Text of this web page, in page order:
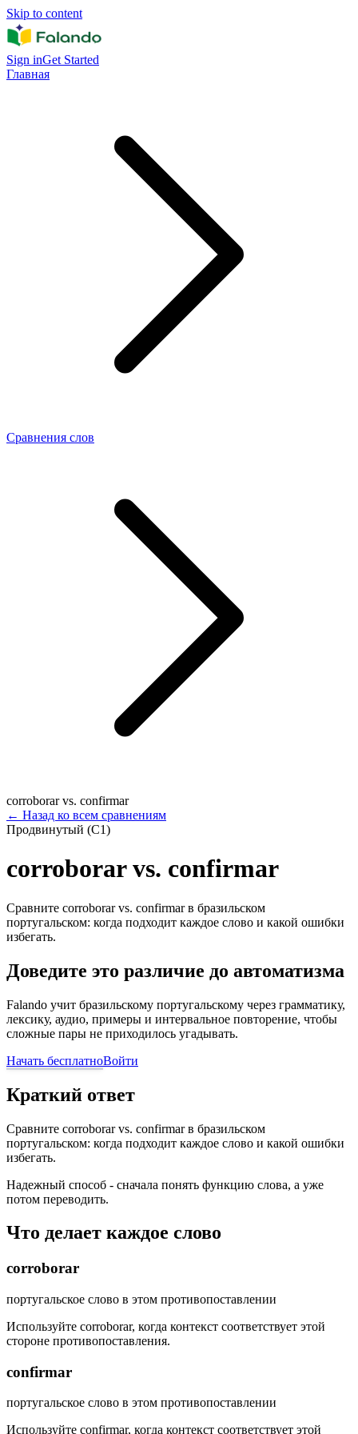
Skip to content
Sign inGet Started
Главная
Сравнения слов
corroborar vs. confirmar
← Назад ко всем сравнениям
Продвинутый (C1)
corroborar vs. confirmar
Сравните corroborar vs. confirmar в бразильском
португальском: когда подходит каждое слово и какой ошибки
избегать.
Доведите это различие до автоматизма
Falando учит бразильскому португальскому через грамматику,
лексику, аудио, примеры и интервальное повторение, чтобы
сложные пары не приходилось угадывать.
Начать бесплатноВойти
Краткий ответ
Сравните corroborar vs. confirmar в бразильском
португальском: когда подходит каждое слово и какой ошибки
избегать.
Надежный способ - сначала понять функцию слова, а уже
потом переводить.
Что делает каждое слово
corroborar
португальское слово в этом противопоставлении
Используйте corroborar, когда контекст соответствует этой
стороне противопоставления.
confirmar
португальское слово в этом противопоставлении
Используйте confirmar, когда контекст соответствует этой